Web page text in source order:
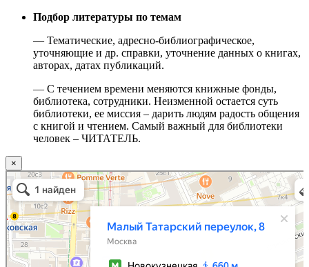
Подбор литературы по темам
— Тематические, адресно-библиографическое,
уточняющие и др. справки, уточнение данных о книгах,
авторах, датах публикаций.
— С течением времени меняются книжные фонды,
библиотека, сотрудники. Неизменной остается суть
библиотеки, ее миссия – дарить людям радость общения
с книгой и чтением. Самый важный для библиотеки
человек – ЧИТАТЕЛЬ.
×
Москва
Малый Татарский переулок, 8 на карте Москвы, ближайшее метро Новокузнецкая —
Яндекс.Карты